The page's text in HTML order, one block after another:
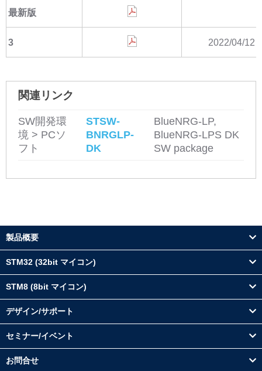
最新版
3 2022/04/12
関連リンク
SW開発環
境 > PCソ
フト
STSW-
BNRGLP-
DK
BlueNRG-LP,
BlueNRG-LPS DK
SW package
製品概要
STM32 (32bit マイコン)
STM8 (8bit マイコン)
デザイン/サポート
セミナー/イベント
お問合せ